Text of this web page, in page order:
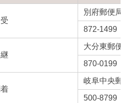
別府郵便局
872-1499
大分東郵便
870-0199
岐阜中央郵
500-8799